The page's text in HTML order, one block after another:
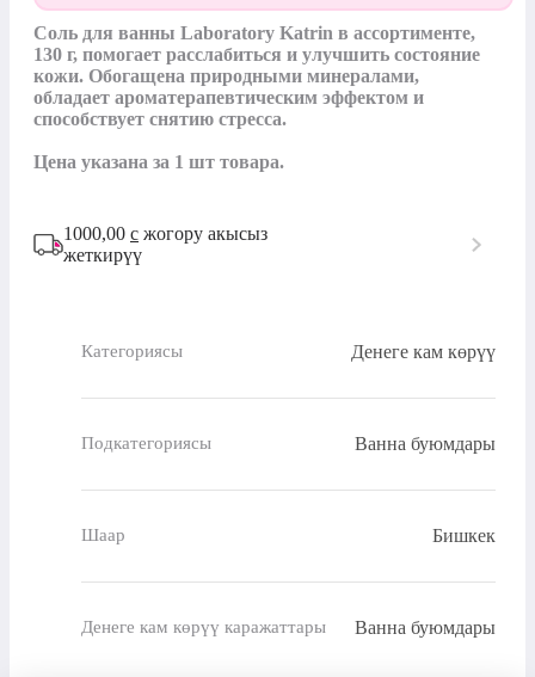
Соль для ванны Laboratory Katrin в ассортименте,
130 г, помогает расслабиться и улучшить состояние
кожи. Обогащена природными минералами,
обладает ароматерапевтическим эффектом и
способствует снятию стресса.
Цена указана за 1 шт товара.
1000,00 с жогору акысыз
жеткирүү
Категориясы Денеге кам көрүү
Подкатегориясы Ванна буюмдары
Шаар Бишкек
Денеге кам көрүү каражаттары Ванна буюмдары